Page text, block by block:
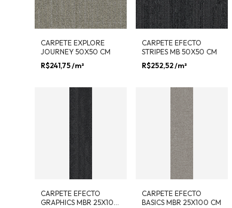
CARPETE EXPLORE
JOURNEY 50X50 CM
R$241,75/m²
CARPETE EFECTO
STRIPES MB 50X50 CM
R$252,52/m²
CARPETE EFECTO
GRAPHICS MBR 25X100
CARPETE EFECTO
BASICS MBR 25X100 CM